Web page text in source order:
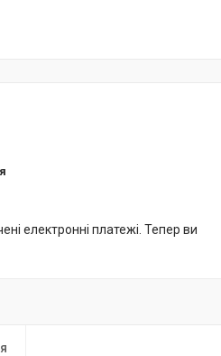
електронні платежі. Тепер ви